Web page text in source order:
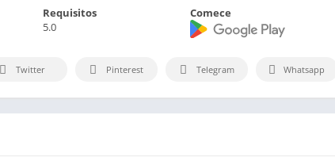
Requisitos
5.0
Comece
Twitter Pinterest Telegram Whatsapp